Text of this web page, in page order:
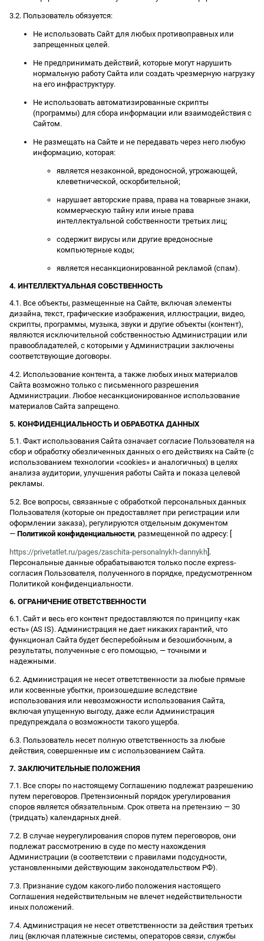
3.2. Пользователь обязуется:
Не использовать Сайт для любых противоправных или
запрещенных целей.
Не предпринимать действий, которые могут нарушить
нормальную работу Сайта или создать чрезмерную нагрузку
на его инфраструктуру.
Не использовать автоматизированные скрипты
(программы) для сбора информации или взаимодействия с
Сайтом.
Не размещать на Сайте и не передавать через него любую
информацию, которая:
является незаконной, вредоносной, угрожающей,
клеветнической, оскорбительной;
нарушает авторские права, права на товарные знаки,
коммерческую тайну или иные права
интеллектуальной собственности третьих лиц;
содержит вирусы или другие вредоносные
компьютерные коды;
является несанкционированной рекламой (спам).
4. ИНТЕЛЛЕКТУАЛЬНАЯ СОБСТВЕННОСТЬ
4.1. Все объекты, размещенные на Сайте, включая элементы
дизайна, текст, графические изображения, иллюстрации, видео,
скрипты, программы, музыка, звуки и другие объекты (контент),
являются исключительной собственностью Администрации или
правообладателей, с которыми у Администрации заключены
соответствующие договоры.
4.2. Использование контента, а также любых иных материалов
Сайта возможно только с письменного разрешения
Администрации. Любое несанкционированное использование
материалов Сайта запрещено.
5. КОНФИДЕНЦИАЛЬНОСТЬ И ОБРАБОТКА ДАННЫХ
5.1. Факт использования Сайта означает согласие Пользователя на
сбор и обработку обезличенных данных о его действиях на Сайте (с
использованием технологии «cookies» и аналогичных) в целях
анализа аудитории, улучшения работы Сайта и показа целевой
рекламы.
5.2. Все вопросы, связанные с обработкой персональных данных
Пользователя (которые он предоставляет при регистрации или
оформлении заказа), регулируются отдельным документом
— Политикой конфиденциальности, размещенной по адресу: [
https://privetatlet.ru/pages/zaschita-personalnykh-dannykh ].
Персональные данные обрабатываются только после express-
согласия Пользователя, полученного в порядке, предусмотренном
Политикой конфиденциальности.
6. ОГРАНИЧЕНИЕ ОТВЕТСТВЕННОСТИ
6.1. Сайт и весь его контент предоставляются по принципу «как
есть» (AS IS). Администрация не дает никаких гарантий, что
функционал Сайта будет бесперебойным и безошибочным, а
результаты, полученные с его помощью, — точными и
надежными.
6.2. Администрация не несет ответственности за любые прямые
или косвенные убытки, произошедшие вследствие
использования или невозможности использования Сайта,
включая упущенную выгоду, даже если Администрация
предупреждала о возможности такого ущерба.
6.3. Пользователь несет полную ответственность за любые
действия, совершенные им с использованием Сайта.
7. ЗАКЛЮЧИТЕЛЬНЫЕ ПОЛОЖЕНИЯ
7.1. Все споры по настоящему Соглашению подлежат разрешению
путем переговоров. Претензионный порядок урегулирования
споров является обязательным. Срок ответа на претензию — 30
(тридцать) календарных дней.
7.2. В случае неурегулирования споров путем переговоров, они
подлежат рассмотрению в суде по месту нахождения
Администрации (в соответствии с правилами подсудности,
установленными действующим законодательством РФ).
7.3. Признание судом какого-либо положения настоящего
Соглашения недействительным не влечет недействительности
иных положений.
7.4. Администрация не несет ответственности за действия третьих
лиц (включая платежные системы, операторов связи, службы